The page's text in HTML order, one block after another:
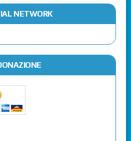
NETWORK